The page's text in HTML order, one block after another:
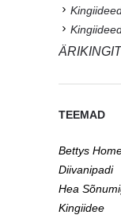
TEEMAD
Bettys
Diivanipadi
Hea
Kingiidee